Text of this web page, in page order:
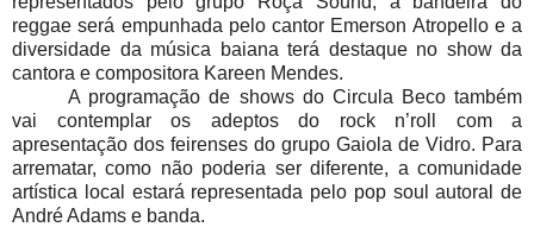
reggae será empunhada pelo cantor Emerson Atropello e a
diversidade da música baiana terá destaque no show da
cantora e compositora Kareen Mendes.
A programação de shows do Circula Beco também
vai contemplar os adeptos do rock n’roll com a
apresentação dos feirenses do grupo Gaiola de Vidro. Para
arrematar, como não poderia ser diferente, a comunidade
artística local estará representada pelo pop soul autoral de
André Adams e banda.